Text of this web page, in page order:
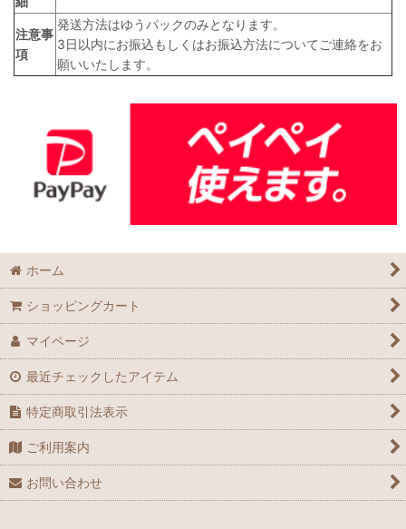
注意事
項
発送方法はゆうパックのみとなります。
3日以内にお振込もしくはお振込方法についてご連絡をお
願いいたします。
ホーム
ショッピングカート
マイページ
最近チェックしたアイテム
特定商取引法表示
ご利用案内
お問い合わせ